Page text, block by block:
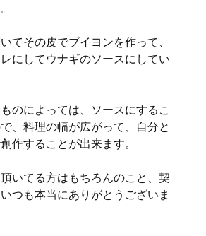
てその皮でブイヨンを作って、
にしてウナギのソースにしてい
のによっては、ソースにするこ
、料理の幅が広がって、自分と
作することが出来ます。
いてる方はもちろんのこと、契
つも本当にありがとうございま